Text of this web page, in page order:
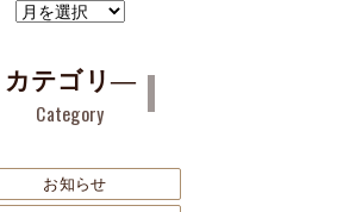
ア
イ
カテゴリ―
Category
お知らせ